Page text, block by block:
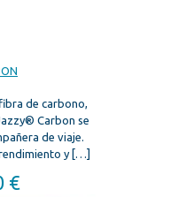
de carbono,
Carbon se
de viaje.
y[…]
€